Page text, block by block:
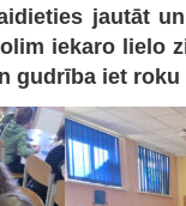
jautāt
iekaro lielo
gudrība iet roku